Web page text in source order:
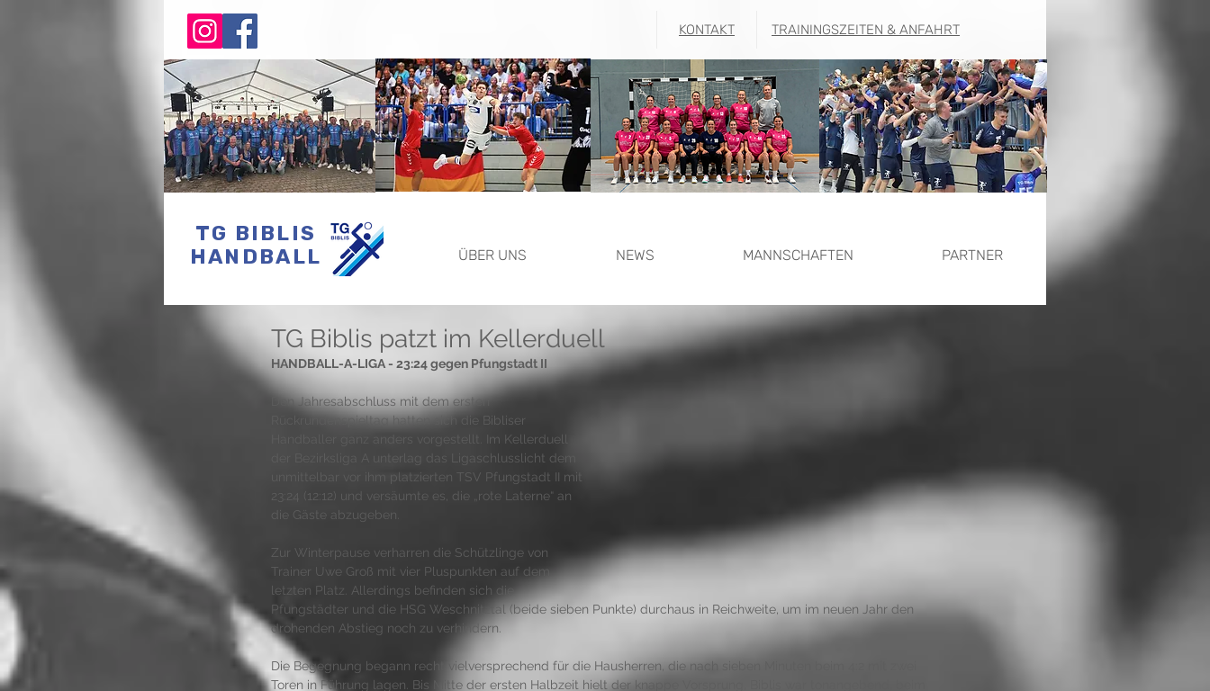
KONTAKT TRAININGSZEITEN & ANFAHRT
TG BIBLIS
HANDBALL
ÜBER UNS NEWS MANNSCHAFTEN PARTNER
TG Biblis patzt im Kellerduell
HANDBALL-A-LIGA - 23:24 gegen Pfungstadt II
Den Jahresabschluss mit dem ersten
Rückrundenspieltag hatten sich die Bibliser
Handballer ganz anders vorgestellt. Im Kellerduell
der Bezirksliga A unterlag das Ligaschlusslicht dem
unmittelbar vor ihm platzierten TSV Pfungstadt II mit
23:24 (12:12) und versäumte es, die „rote Laterne“ an
die Gäste abzugeben.
Zur Winterpause verharren die Schützlinge von
Trainer Uwe Groß mit vier Pluspunkten auf dem
letzten Platz. Allerdings befinden sich die
Pfungstädter und die HSG Weschnitztal (beide sieben Punkte) durchaus in Reichweite, um im neuen Jahr den
drohenden Abstieg noch zu verhindern.
Die Begegnung begann recht vielversprechend für die Hausherren, die nach sieben Minuten beim 4:2 mit zwei
Toren in Führung lagen. Bis Mitte der ersten Halbzeit hielt der knappe Vorsprung, Biblis war tonangebend, beim